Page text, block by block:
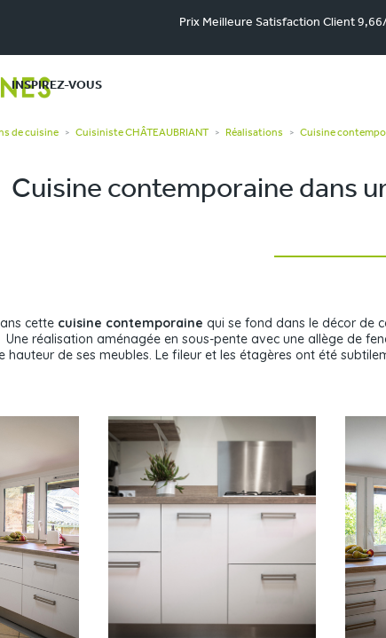
Prix Meilleure Satisfaction Client
INSPIREZ-VOUS
de cuisine > Cuisiniste CHÂTEAUBRIANT > Réalisations > Cuisine
Cuisine contemporaine dans
cette cuisine contemporaine qui se fond dans le décor de
réalisation aménagée en sous-pente avec une allège de
hauteur de ses meubles. Le fileur et les étagères ont été